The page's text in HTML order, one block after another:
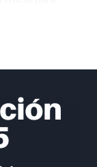
están
con especial
en
ejercicios